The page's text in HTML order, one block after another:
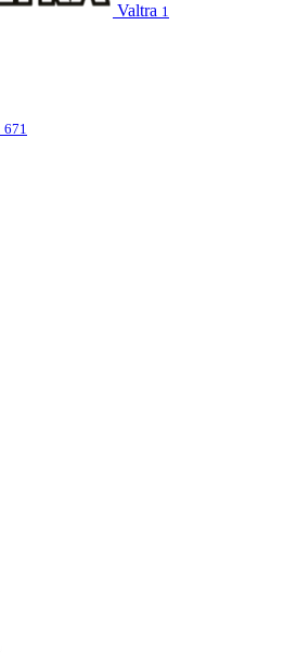
Valtra 1
671